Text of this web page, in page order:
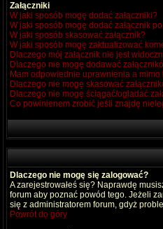
Załączniki
W jaki sposób mogę dodać załączniki?
W jaki sposób mogę dodać załącznik
W jaki sposób skasować załącznik?
W jaki sposób mogę zaktualizować
Dlaczego mój załącznik nie jest
Dlaczego nie mogę dodawać
Mam odpowiednie uprawnienia a mimo
Dlaczego nie mogę skasować
Dlaczego nie mogę ściągać/ogladać
Co powinienem zrobić jeśli znajdę
Dlaczego nie mogę się zalogować?
A zarejestrowałeś się? Naprawdę
forum aby poznać powód tego. Jeżeli
się z administratorem forum, gdyż
Powrót do góry